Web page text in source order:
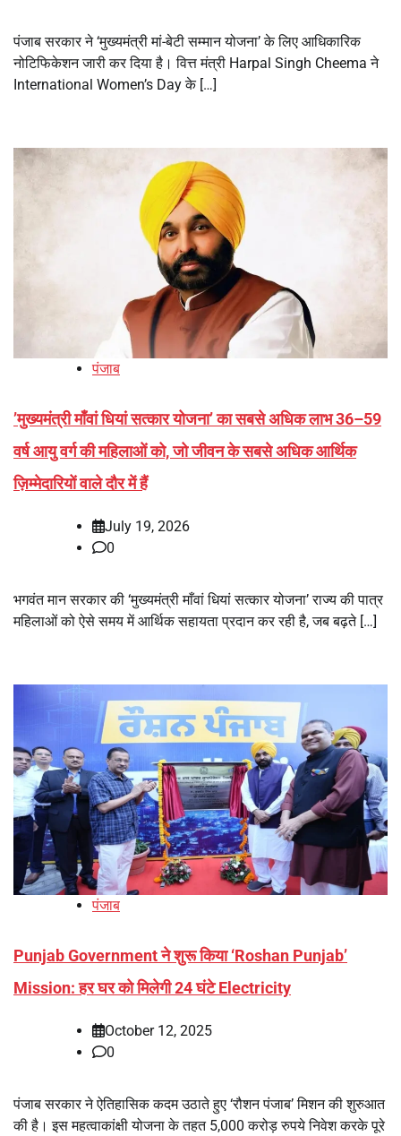
पंजाब सरकार ने ‘मुख्यमंत्री मां-बेटी सम्मान योजना’ के लिए आधिकारिक
नोटिफिकेशन जारी कर दिया है। वित्त मंत्री Harpal Singh Cheema ने
International Women’s Day के […]
पंजाब
’मुख्यमंत्री माँवां धियां सत्कार योजना’ का सबसे अधिक लाभ 36–59
वर्ष आयु वर्ग की महिलाओं को, जो जीवन के सबसे अधिक आर्थिक
ज़िम्मेदारियों वाले दौर में हैं
July 19, 2026
0
भगवंत मान सरकार की ‘मुख्यमंत्री माँवां धियां सत्कार योजना’ राज्य की पात्र
महिलाओं को ऐसे समय में आर्थिक सहायता प्रदान कर रही है, जब बढ़ते […]
पंजाब
Punjab Government ने शुरू किया ‘Roshan Punjab’
Mission: हर घर को मिलेगी 24 घंटे Electricity
October 12, 2025
0
पंजाब सरकार ने ऐतिहासिक कदम उठाते हुए ‘रौशन पंजाब’ मिशन की शुरुआत
की है। इस महत्वाकांक्षी योजना के तहत 5,000 करोड़ रुपये निवेश करके पूरे